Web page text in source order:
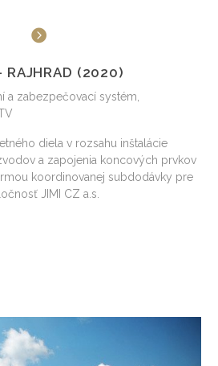
RAJHRAD (2020)
a zabezpečovací systém,
diela v rozsahu inštalácie
a zapojenia koncových prvkov
koordinovanej subdodávky pre
JIMI CZ a.s.